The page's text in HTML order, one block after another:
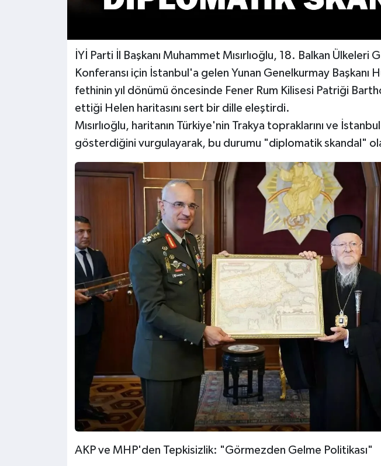
İYİ Parti İl Başkanı Muhammet Mısırlıoğlu, 18. Balkan Ülkeleri
Konferansı için İstanbul'a gelen Yunan Genelkurmay Başkanı
fethinin yıl dönümü öncesinde Fener Rum Kilisesi Patriği
ettiği Helen haritasını sert bir dille eleştirdi.
Mısırlıoğlu, haritanın Türkiye'nin Trakya topraklarını ve
gösterdiğini vurgulayarak, bu durumu "diplomatik skandal"
AKP ve MHP'den Tepkisizlik: "Görmezden Gelme Politikası"